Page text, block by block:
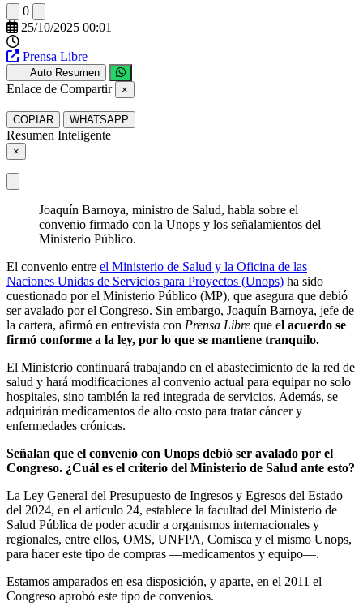
0
25/10/2025 00:01
Prensa Libre
Auto Resumen
Enlace de Compartir ×
COPIAR WHATSAPP
Resumen Inteligente
×
Joaquín Barnoya, ministro de Salud, habla sobre el
convenio firmado con la Unops y los señalamientos del
Ministerio Público.
El convenio entre el Ministerio de Salud y la Oficina de las
Naciones Unidas de Servicios para Proyectos (Unops) ha sido
cuestionado por el Ministerio Público (MP), que asegura que debió
ser avalado por el Congreso. Sin embargo, Joaquín Barnoya, jefe de
la cartera, afirmó en entrevista con Prensa Libre que el acuerdo se
firmó conforme a la ley, por lo que se mantiene tranquilo.
El Ministerio continuará trabajando en el abastecimiento de la red de
salud y hará modificaciones al convenio actual para equipar no solo
hospitales, sino también la red integrada de servicios. Además, se
adquirirán medicamentos de alto costo para tratar cáncer y
enfermedades crónicas.
Señalan que el convenio con Unops debió ser avalado por el
Congreso. ¿Cuál es el criterio del Ministerio de Salud ante esto?
La Ley General del Presupuesto de Ingresos y Egresos del Estado
del 2024, en el artículo 24, establece la facultad del Ministerio de
Salud Pública de poder acudir a organismos internacionales y
regionales, entre ellos, OMS, UNFPA, Comisca y el mismo Unops,
para hacer este tipo de compras —medicamentos y equipo—.
Estamos amparados en esa disposición, y aparte, en el 2011 el
Congreso aprobó este tipo de convenios.